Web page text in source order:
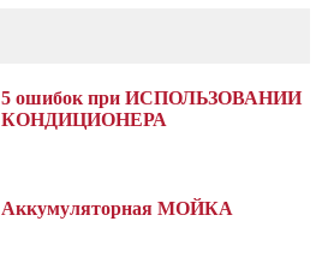
5 ошибок при ИСПОЛЬЗОВАНИИ
КОНДИЦИОНЕРА
Аккумуляторная МОЙКА